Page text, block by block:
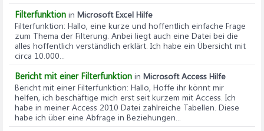
Filterfunktion in Microsoft Excel Hilfe
Filterfunktion: Hallo, eine kurze und hoffentlich einfache Frage
zum Thema der Filterung. Anbei liegt auch eine Datei bei die
alles hoffentlich verständlich erklärt. Ich habe ein Übersicht mit
circa 10.000...
Bericht mit einer Filterfunktion in Microsoft Access Hilfe
Bericht mit einer Filterfunktion: Hallo, Hoffe ihr könnt mir
helfen, ich beschäftige mich erst seit kurzem mit Access. Ich
habe in meiner Access 2010 Datei zahlreiche Tabellen. Diese
habe ich über eine Abfrage in Beziehungen...